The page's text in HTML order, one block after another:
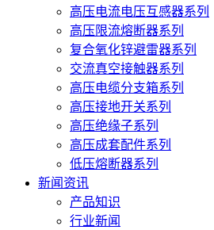
高压电流电压互感器系列
高压限流熔断器系列
复合氧化锌避雷器系列
交流真空接触器系列
高压电缆分支箱系列
高压接地开关系列
高压绝缘子系列
高压成套配件系列
低压熔断器系列
新闻资讯
产品知识
行业新闻